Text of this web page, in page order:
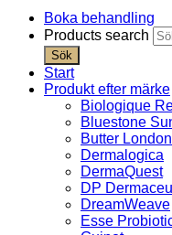
Boka behandling
Products search
Sök
Start
Produkt efter märke
Biologique
Bluestone
Butter London
Dermalogica
DermaQuest
DP
DreamWeave
Esse